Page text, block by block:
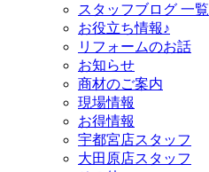
スタッフブログ 一覧
お役立ち情報♪
リフォームのお話
お知らせ
商材のご案内
現場情報
お得情報
宇都宮店スタッフ
大田原店スタッフ